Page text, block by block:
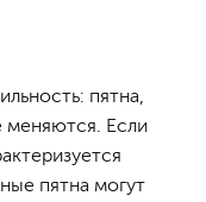
пятна,
меняются. Если
пятна могут